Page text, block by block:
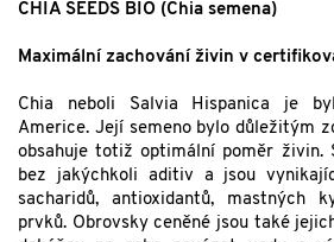
CHIA SEEDS BIO (Chia semena)
Maximální zachování živin v
Chia neboli Salvia Hispanica je
Americe. Její semeno bylo důležitým
obsahuje totiž optimální poměr živin.
bez jakýchkoli aditiv a jsou
sacharidů, antioxidantů, mastných
prvků. Obrovsky ceněné jsou také